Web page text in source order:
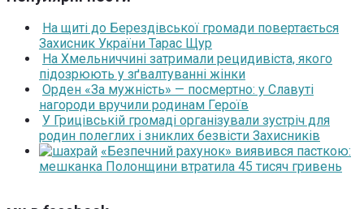
На щиті до Берездівської громади повертається
Захисник України Тарас Щур
На Хмельниччині затримали рецидивіста, якого
підозрюють у зґвалтуванні жінки
Орден «За мужність» — посмертно: у Славуті
нагороди вручили родинам Героїв
У Грицівській громаді організували зустріч для
родин полеглих і зниклих безвісти Захисників
«Безпечний рахунок» виявився пасткою:
мешканка Полонщини втратила 45 тисяч гривень